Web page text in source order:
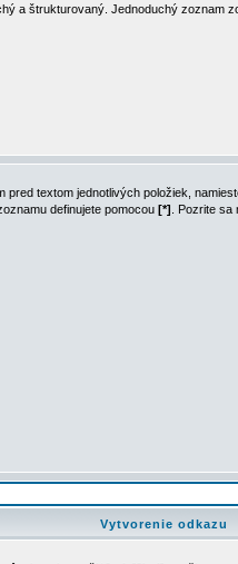
a štrukturovaný. Jednoduchý
textom jednotlivých položiek,
definujete pomocou [*] . Pozrite
Vytvorenie odkazu